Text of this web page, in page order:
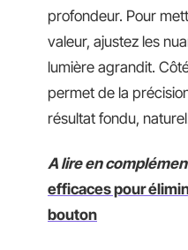
profondeur. Pour
valeur, ajustez les
lumière agrandit.
permet de la
résultat fondu,
A lire en
efficaces pour
bouton